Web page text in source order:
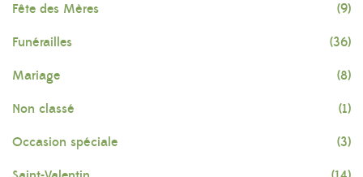
Fête des Mères (9)
Funérailles (36)
Mariage (8)
Non classé (1)
Occasion spéciale (3)